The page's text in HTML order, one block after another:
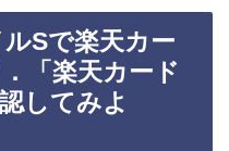
Sで楽天カー
「楽天カード
してみよ